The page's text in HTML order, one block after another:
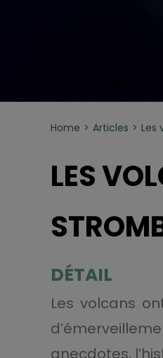
Home Articles Les
LES
DÉTAIL
Les volcans
anecdotes,